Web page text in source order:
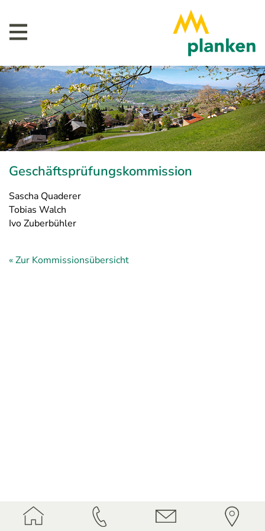
Geschäftsprüfungskommission
Sascha Quaderer
Tobias Walch
Ivo Zuberbühler
« Zur Kommissionsübersicht